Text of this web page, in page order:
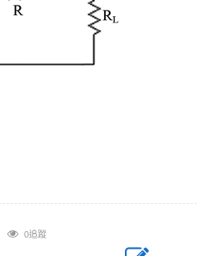
0追蹤